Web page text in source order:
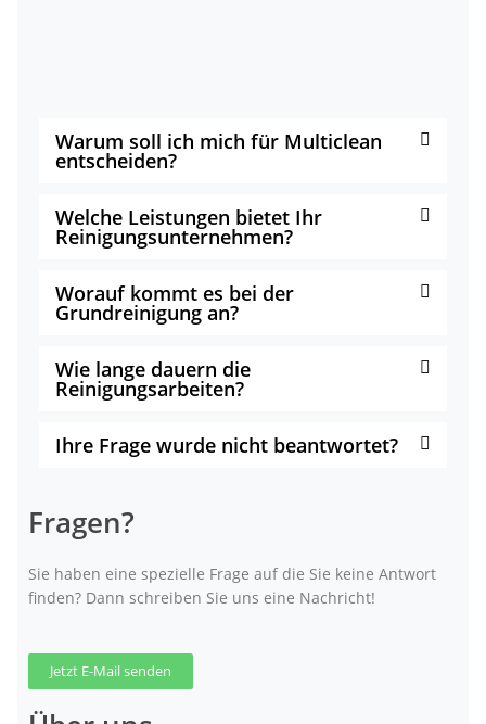
Warum soll ich mich für Multiclean
entscheiden?
Welche Leistungen bietet Ihr
Reinigungsunternehmen?
Worauf kommt es bei der
Grundreinigung an?
Wie lange dauern die
Reinigungsarbeiten?
Ihre Frage wurde nicht beantwortet?
Fragen?
Sie haben eine spezielle Frage auf die Sie keine Antwort
finden? Dann schreiben Sie uns eine Nachricht!
Jetzt E-Mail senden